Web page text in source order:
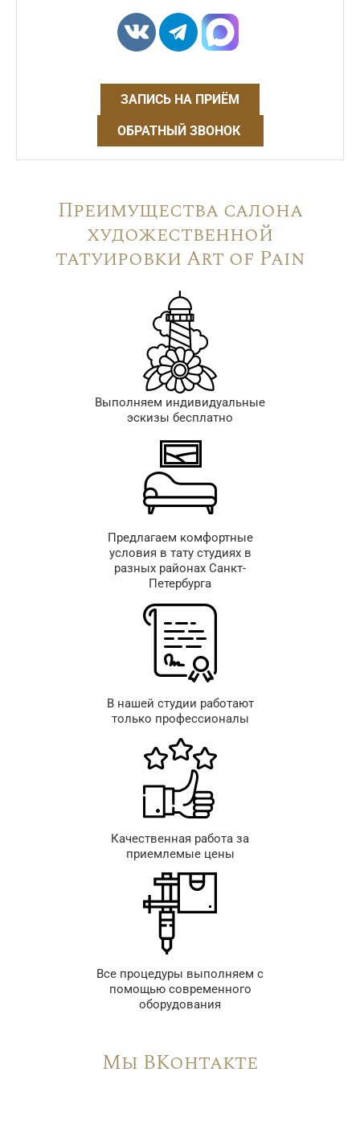
ЗАПИСЬ НА ПРИЁМ
ОБРАТНЫЙ ЗВОНОК
Преимущества салона
художественной
татуировки Art of Pain
Выполняем индивидуальные
эскизы бесплатно
Предлагаем комфортные
условия в тату студиях в
разных районах Санкт-
Петербурга
В нашей студии работают
только профессионалы
Качественная работа за
приемлемые цены
Все процедуры выполняем с
помощью современного
оборудования
Мы ВКонтакте